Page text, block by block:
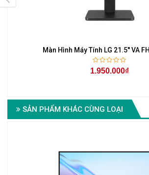
Màn Hình Máy Tính LG 21.5'' VA
1.950.000₫
SẢN PHẨM KHÁC CÙNG LOẠI